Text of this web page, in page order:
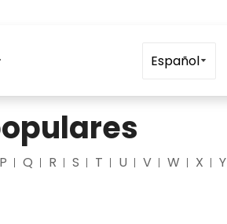
Contáctenos blog
Español
P Q R S T U V W X Y